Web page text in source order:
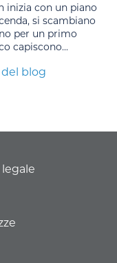
inizia con un piano
si scambiano
per un primo
capiscono...
blog